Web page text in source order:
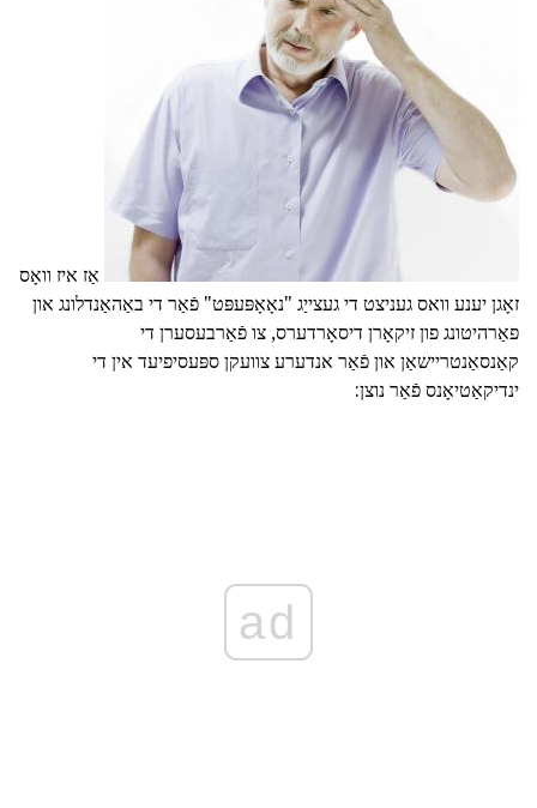
אַז איז וואָס
זאָגן יענע וואס געניצט די געצייַג "נאָאָפּעפּט" פֿאַר די באַהאַנדלונג און
פאַרהיטונג פון זיקאָרן דיסאָרדערס, צו פֿאַרבעסערן די
קאַנסאַנטריישאַן און פֿאַר אנדערע צוועקן ספּעסיפיעד אין די
ינדיקאַטיאָנס פֿאַר נוצן:
ad